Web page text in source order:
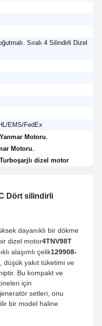
Sıralı 4 Silindirli Dizel
EMS/FedEx
Motoru
Motoru
dizel motor
Dört silindirli
dayanıklı bir dökme
dizel motor4TNV98T
alaşımlı çelik129908-
düşük yakıt tüketimi ve
Bu kompakt ve
için
setleri, onu
bir model haline